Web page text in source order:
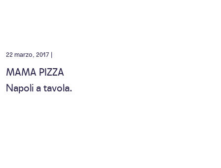
22 marzo, 2017 |
MAMA PIZZA
Napoli a tavola.